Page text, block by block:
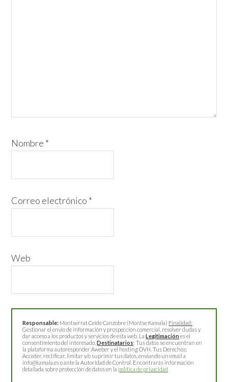
Nombre *
Correo electrónico *
Web
Responsable: Montserrat Ceide Canzobre (Montse Kamala) Finalidad:
Gestionar el envío de información y prospección comercial, resolver dudas y
dar acceso a los productos y servicios de esta web. LaLegitimación es el
consentimiento del interesado.Destinatarios: Tus datos se encuentran en
la plataforma autoresponder Aweber y el hosting OVH. Tus Derechos:
Acceder, rectificar, limitar y/o suprimir tus datos, enviando un email a
info@kamala.es o ante la Autoridad de Control. Encontrarás información
detallada sobre protección de datos en la política de privacidad